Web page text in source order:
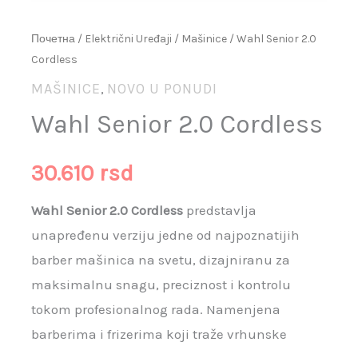
Почетна / Električni Uređaji / Mašinice / Wahl Senior 2.0
Cordless
MAŠINICE, NOVO U PONUDI
Wahl Senior 2.0 Cordless
30.610 rsd
Wahl Senior 2.0 Cordless predstavlja
unapređenu verziju jedne od najpoznatijih
barber mašinica na svetu, dizajniranu za
maksimalnu snagu, preciznost i kontrolu
tokom profesionalnog rada. Namenjena
barberima i frizerima koji traže vrhunske